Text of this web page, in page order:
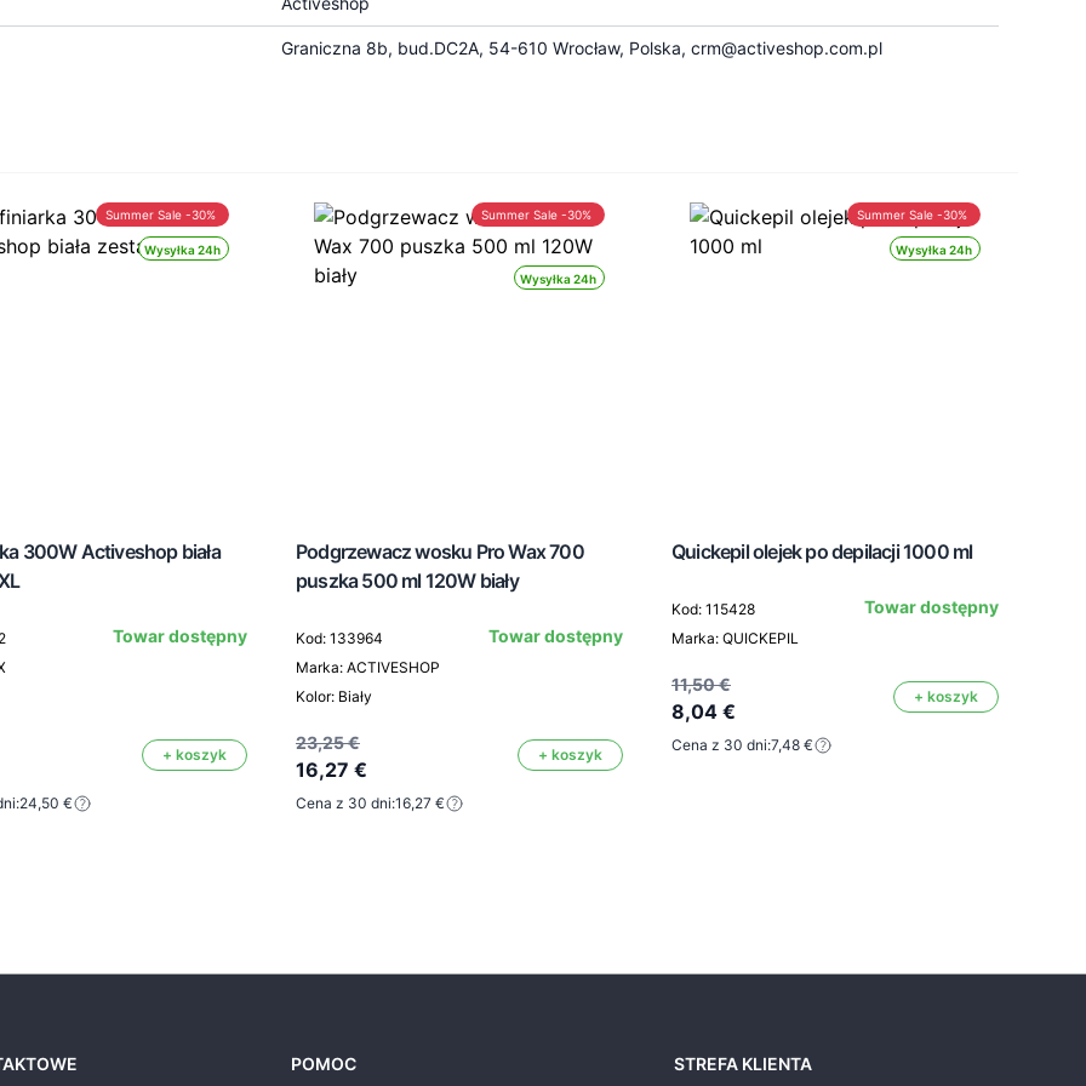
Graniczna 8b, bud.DC2A, 54-610 Wrocław, Polska, crm@activeshop.com.pl
Wysyłka 24h
Summer Sale -30%
300W Activeshop biała
Towar dostępny
+ koszyk
24,50 €
Wysyłka 24h
Summer Sale -30%
Podgrzewacz wosku Pro Wax 700
puszka 500 ml 120W biały
Kod: 133964
Marka: ACTIVESHOP
Kolor: Biały
Towar dostępny
23,25 €
16,27 €
+ koszyk
Cena z 30 dni:16,27 €
Wysyłka 24h
Summer Sale -30%
Quickepil olejek po depilacji 1000 ml
Kod: 115428
Marka: QUICKEPIL
Towar dostępny
11,50 €
8,04 €
+ koszyk
Cena z 30 dni:7,48 €
POMOC STREFA KLIENTA